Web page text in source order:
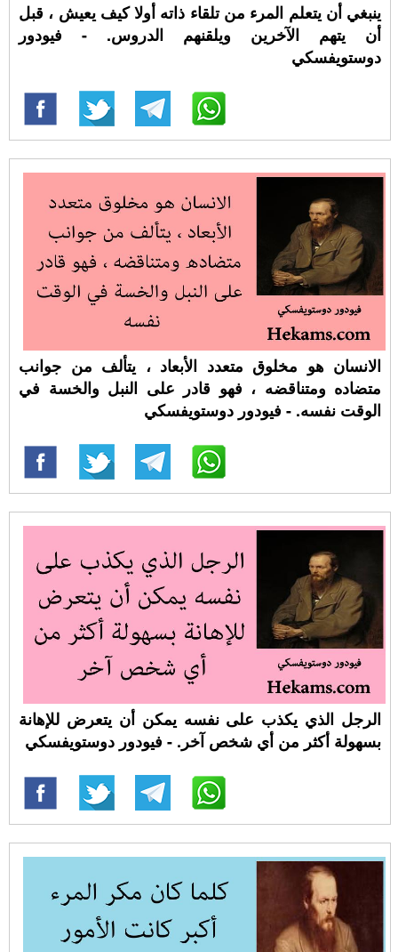
ينبغي أن يتعلم المرء من تلقاء ذاته أولا كيف يعيش ، قبل
أن يتهم الآخرين ويلقنهم الدروس. - فيودور
دوستويفسكي
الانسان هو مخلوق متعدد الأبعاد ، يتألف من جوانب
متضاده ومتناقضه ، فهو قادر على النبل والخسة في
الوقت نفسه. - فيودور دوستويفسكي
الرجل الذي يكذب على نفسه يمكن أن يتعرض للإهانة
بسهولة أكثر من أي شخص آخر. - فيودور دوستويفسكي